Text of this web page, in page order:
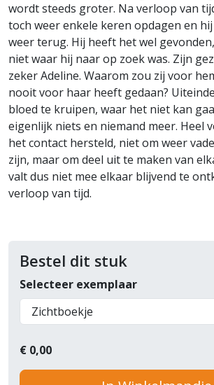
wordt steeds groter. Na verloop van
toch weer enkele keren opdagen en
weer terug. Hij heeft het wel
niet waar hij naar op zoek was. Zijn
zeker Adeline. Waarom zou zij voor
nooit voor haar heeft gedaan?
bloed te kruipen, waar het niet kan
eigenlijk niets en niemand meer. Heel
het contact hersteld, niet om weer
zijn, maar om deel uit te maken van
valt dus niet mee elkaar blijvend te
verloop van tijd.
Bestel dit stuk
Selecteer exemplaar
€ 0,00